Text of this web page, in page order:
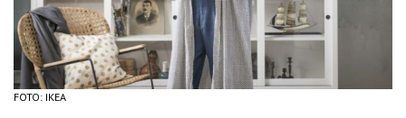
FOTO: IKEA